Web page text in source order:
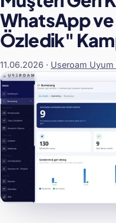
WhatsApp ve
Özledik"
11.06.2026 · Useroam Uyum